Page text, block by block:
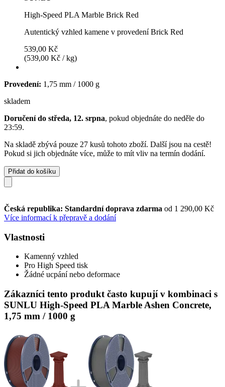
High-Speed PLA Marble Brick Red
Autentický vzhled kamene v provedení Brick Red
539,00 Kč
(539,00 Kč / kg)
Provedení: 1,75 mm / 1000 g
skladem
Doručení do středa, 12. srpna, pokud objednáte do neděle do
23:59.
Na skladě zbývá pouze 27 kusů tohoto zboží. Další jsou na cestě!
Pokud si jich objednáte více, může to mít vliv na termín dodání.
Přidat do košíku
Česká republika: Standardní doprava zdarma od 1 290,00 Kč
Více informací k přepravě a dodání
Vlastnosti
Kamenný vzhled
Pro High Speed tisk
Žádné ucpání nebo deformace
Zákazníci tento produkt často kupují v kombinaci s
SUNLU High-Speed PLA Marble Ashen Concrete,
1,75 mm / 1000 g